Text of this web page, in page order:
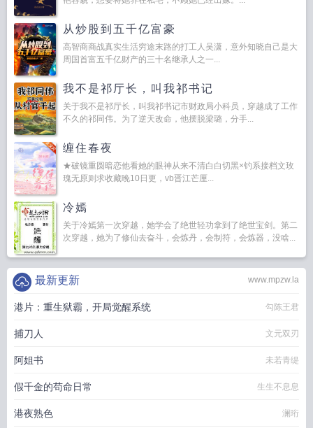
从炒股到五千亿富豪
高智商商战真实生活穷途末路的打工人吴潇，意外知晓自己是大
周国首富五千亿财产的三十名继承人之一...
我不是祁厅长，叫我祁书记
关于我不是祁厅长，叫我祁书记市财政局小科员，穿越成了工作
不久的祁同伟。为了逆天改命，他摆脱梁璐，分手...
缠住春夜
★破镜重圆暗恋他看她的眼神从来不清白白切黑×钓系接档文玫
瑰无原则求收藏晚10日更，vb晋江芒厘...
冷嫣
关于冷嫣第一次穿越，她学会了绝世轻功拿到了绝世宝剑。第二
次穿越，她为了修仙去奋斗，会炼丹，会制符，会炼器，没啥...
www.mpzw.la
最新更新
港片：重生狱霸，开局觉醒系统 勾陈王君
捕刀人 文元双刃
阿姐书 未若青缇
假千金的苟命日常 生生不息息
港夜熟色 澜珩